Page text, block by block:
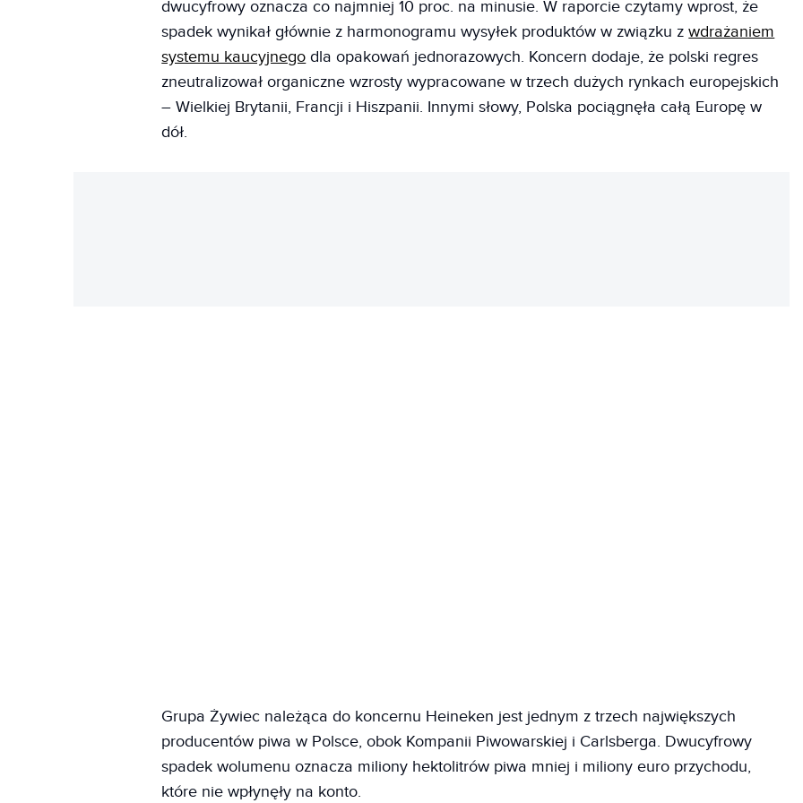
dwucyfrowy oznacza co najmniej 10 proc. na minusie. W raporcie czytamy wprost, że
spadek wynikał głównie z harmonogramu wysyłek produktów w związku zwdrażaniem
systemu kaucyjnego dla opakowań jednorazowych. Koncern dodaje, że polski regres
zneutralizował organiczne wzrosty wypracowane w trzech dużych rynkach europejskich
– Wielkiej Brytanii, Francji i Hiszpanii. Innymi słowy, Polska pociągnęła całą Europę w
dół.
Grupa Żywiec należąca do koncernu Heineken jest jednym z trzech największych
producentów piwa w Polsce, obok Kompanii Piwowarskiej i Carlsberga. Dwucyfrowy
spadek wolumenu oznacza miliony hektolitrów piwa mniej i miliony euro przychodu,
które nie wpłynęły na konto.